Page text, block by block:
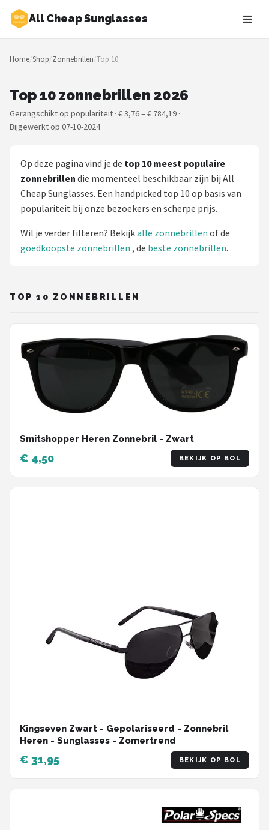
All Cheap Sunglasses
Zoeken
NAVIGATIE
Merken
Zonnebrillen
Baby zonnebrillen
Shop
POPULAIRE MERKEN
Kingseven
Sinner
Montuurtjevoorjou
Guess
Home/Shop/Zonnebrillen/Top 10
Top 10 zonnebrillen 2026
Gerangschikt op populariteit · € 3,76 – € 784,19 ·
Bijgewerkt op 07-10-2024
Op deze pagina vind je de top 10 meest populaire
zonnebrillen die momenteel beschikbaar zijn bij All
Cheap Sunglasses. Een handpicked top 10 op basis van
populariteit bij onze bezoekers en scherpe prijs.
Wil je verder filteren? Bekijkalle zonnebrillen of de
goedkoopste zonnebrillen , de beste zonnebrillen.
TOP 10 ZONNEBRILLEN
Smitshopper Heren Zonnebril - Zwart
€ 4,50 BEKIJK OP BOL
Kingseven Zwart - Gepolariseerd - Zonnebril
Heren - Sunglasses - Zomertrend
€ 31,95 BEKIJK OP BOL